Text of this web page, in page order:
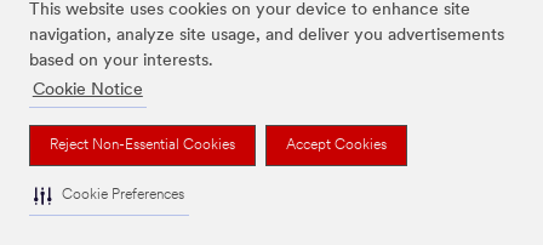
This website uses cookies on your device to enhance site
navigation, analyze site usage, and deliver you advertisements
based on your interests.
Cookie Notice
Reject Non-Essential Cookies Accept Cookies
Cookie Preferences